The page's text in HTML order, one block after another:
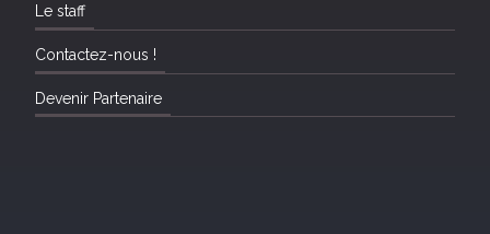
Le staff
Contactez-nous !
Devenir Partenaire